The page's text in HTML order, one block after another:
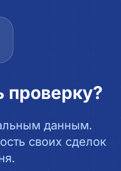
проверку?
данным.
своих сделок